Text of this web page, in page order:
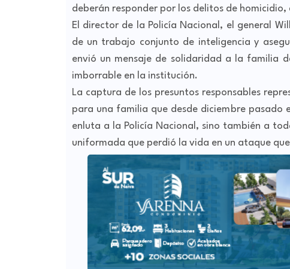
deberán responder por los delitos de
El director de la Policía Nacional, el general
de un trabajo conjunto de inteligencia y
envió un mensaje de solidaridad a la familia
imborrable en la institución.
La captura de los presuntos responsables
para una familia que desde diciembre pasado
enluta a la Policía Nacional, sino también a
uniformada que perdió la vida en un ataque